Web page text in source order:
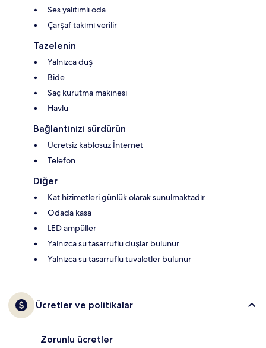
Ses yalıtımlı oda
Çarşaf takımı verilir
Tazelenin
Yalnızca duş
Bide
Saç kurutma makinesi
Havlu
Bağlantınızı sürdürün
Ücretsiz kablosuz İnternet
Telefon
Diğer
Kat hizimetleri günlük olarak sunulmaktadır
Odada kasa
LED ampüller
Yalnızca su tasarruflu duşlar bulunur
Yalnızca su tasarruflu tuvaletler bulunur
Ücretler ve politikalar
Zorunlu ücretler